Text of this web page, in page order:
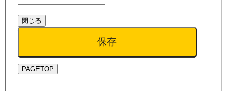
閉じる
保存
PAGETOP